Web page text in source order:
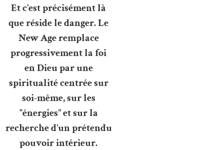
Et c’est précisément là
que réside le danger. Le
New Age remplace
progressivement la foi
en Dieu par une
spiritualité centrée sur
soi-même, sur les
“énergies” et sur la
recherche d’un prétendu
pouvoir intérieur.